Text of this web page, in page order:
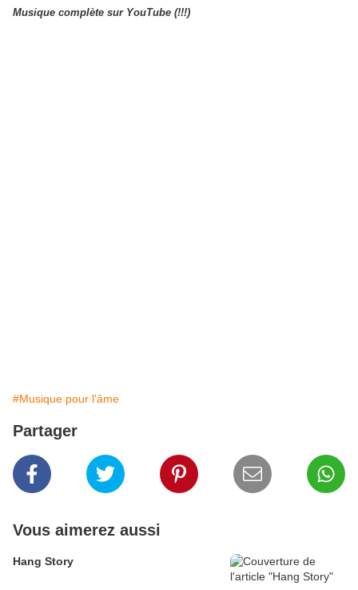
Musique complète sur YouTube (!!!)
#Musique pour l'âme
Partager
Vous aimerez aussi
Hang Story